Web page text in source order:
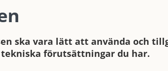
ska vara lätt att använda och
förutsättningar du har.